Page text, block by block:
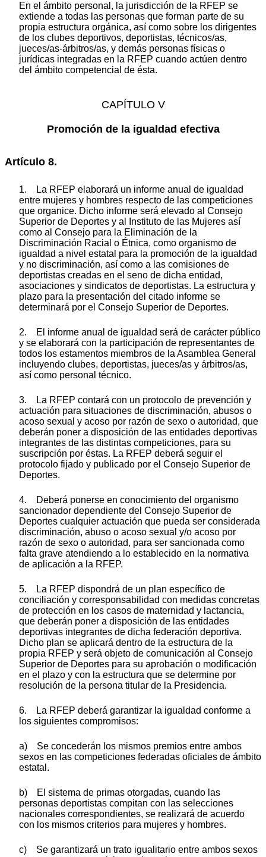
En el ámbito personal, la jurisdicción de la RFEP se
extiende a todas las personas que forman parte de su
propia estructura orgánica, así como sobre los dirigentes
de los clubes deportivos, deportistas, técnicos/as,
jueces/as-árbitros/as, y demás personas físicas o
jurídicas integradas en la RFEP cuando actúen dentro
del ámbito competencial de ésta.
CAPÍTULO V
Promoción de la igualdad efectiva
Artículo 8.
1. La RFEP elaborará un informe anual de igualdad
entre mujeres y hombres respecto de las competiciones
que organice. Dicho informe será elevado al Consejo
Superior de Deportes y al Instituto de las Mujeres así
como al Consejo para la Eliminación de la
Discriminación Racial o Étnica, como organismo de
igualdad a nivel estatal para la promoción de la igualdad
y no discriminación, así como a las comisiones de
deportistas creadas en el seno de dicha entidad,
asociaciones y sindicatos de deportistas. La estructura y
plazo para la presentación del citado informe se
determinará por el Consejo Superior de Deportes.
2. El informe anual de igualdad será de carácter público
y se elaborará con la participación de representantes de
todos los estamentos miembros de la Asamblea General
incluyendo clubes, deportistas, jueces/as y árbitros/as,
así como personal técnico.
3. La RFEP contará con un protocolo de prevención y
actuación para situaciones de discriminación, abusos o
acoso sexual y acoso por razón de sexo o autoridad, que
deberán poner a disposición de las entidades deportivas
integrantes de las distintas competiciones, para su
suscripción por éstas. La RFEP deberá seguir el
protocolo fijado y publicado por el Consejo Superior de
Deportes.
4. Deberá ponerse en conocimiento del organismo
sancionador dependiente del Consejo Superior de
Deportes cualquier actuación que pueda ser considerada
discriminación, abuso o acoso sexual y/o acoso por
razón de sexo o autoridad, para ser sancionada como
falta grave atendiendo a lo establecido en la normativa
de aplicación a la RFEP.
5. La RFEP dispondrá de un plan específico de
conciliación y corresponsabilidad con medidas concretas
de protección en los casos de maternidad y lactancia,
que deberán poner a disposición de las entidades
deportivas integrantes de dicha federación deportiva.
Dicho plan se aplicará dentro de la estructura de la
propia RFEP y será objeto de comunicación al Consejo
Superior de Deportes para su aprobación o modificación
en el plazo y con la estructura que se determine por
resolución de la persona titular de la Presidencia.
6. La RFEP deberá garantizar la igualdad conforme a
los siguientes compromisos:
a) Se concederán los mismos premios entre ambos
sexos en las competiciones federadas oficiales de ámbito
estatal.
b) El sistema de primas otorgadas, cuando las
personas deportistas compitan con las selecciones
nacionales correspondientes, se realizará de acuerdo
con los mismos criterios para mujeres y hombres.
c) Se garantizará un trato igualitario entre ambos sexos